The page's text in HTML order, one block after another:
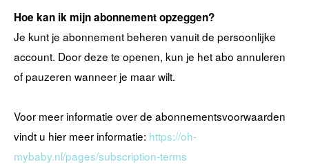
Hoe kan ik mijn abonnement opzeggen?
Je kunt je abonnement beheren vanuit de persoonlijke
account. Door deze te openen, kun je het abo annuleren
of pauzeren wanneer je maar wilt.
Voor meer informatie over de abonnementsvoorwaarden
vindt u hier meer informatie: https://oh-
mybaby.nl/pages/subscription-terms